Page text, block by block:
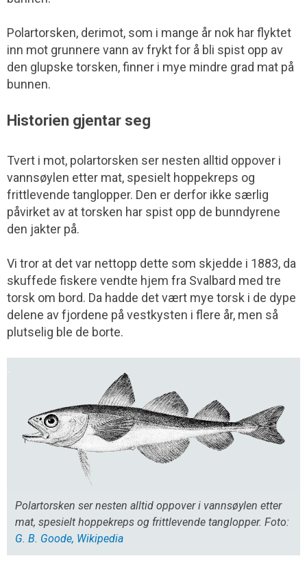
Polartorsken, derimot, som i mange år nok har flyktet
inn mot grunnere vann av frykt for å bli spist opp av
den glupske torsken, finner i mye mindre grad mat på
bunnen.
Historien gjentar seg
Tvert i mot, polartorsken ser nesten alltid oppover i
vannsøylen etter mat, spesielt hoppekreps og
frittlevende tanglopper. Den er derfor ikke særlig
påvirket av at torsken har spist opp de bunndyrene
den jakter på.
Vi tror at det var nettopp dette som skjedde i 1883, da
skuffede fiskere vendte hjem fra Svalbard med tre
torsk om bord. Da hadde det vært mye torsk i de dype
delene av fjordene på vestkysten i flere år, men så
plutselig ble de borte.
Polartorsken ser nesten alltid oppover i vannsøylen etter
mat, spesielt hoppekreps og frittlevende tanglopper. Foto:
G. B. Goode, Wikipedia